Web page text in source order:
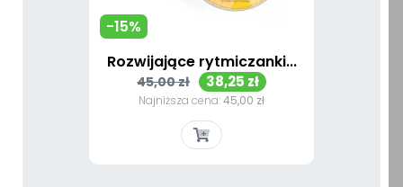
Rozwijające rytmiczanki...
Cena
podstawowa
45,00 zł Cena
38,25 zł
Najniższa cena:45,00 zł
-15%